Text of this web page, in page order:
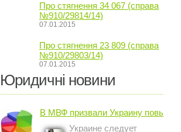
Про стягнення 34 067 (справа
№910/29814/14)
07.01.2015
Про стягнення 23 809 (справа
№910/29803/14)
07.01.2015
Юридичні новини
В МВФ призвали Украину повысить
Украине следует